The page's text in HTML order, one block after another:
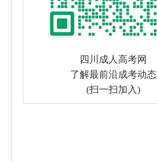
四川成人高考网
了解最前沿成考动态
(扫一扫加入)